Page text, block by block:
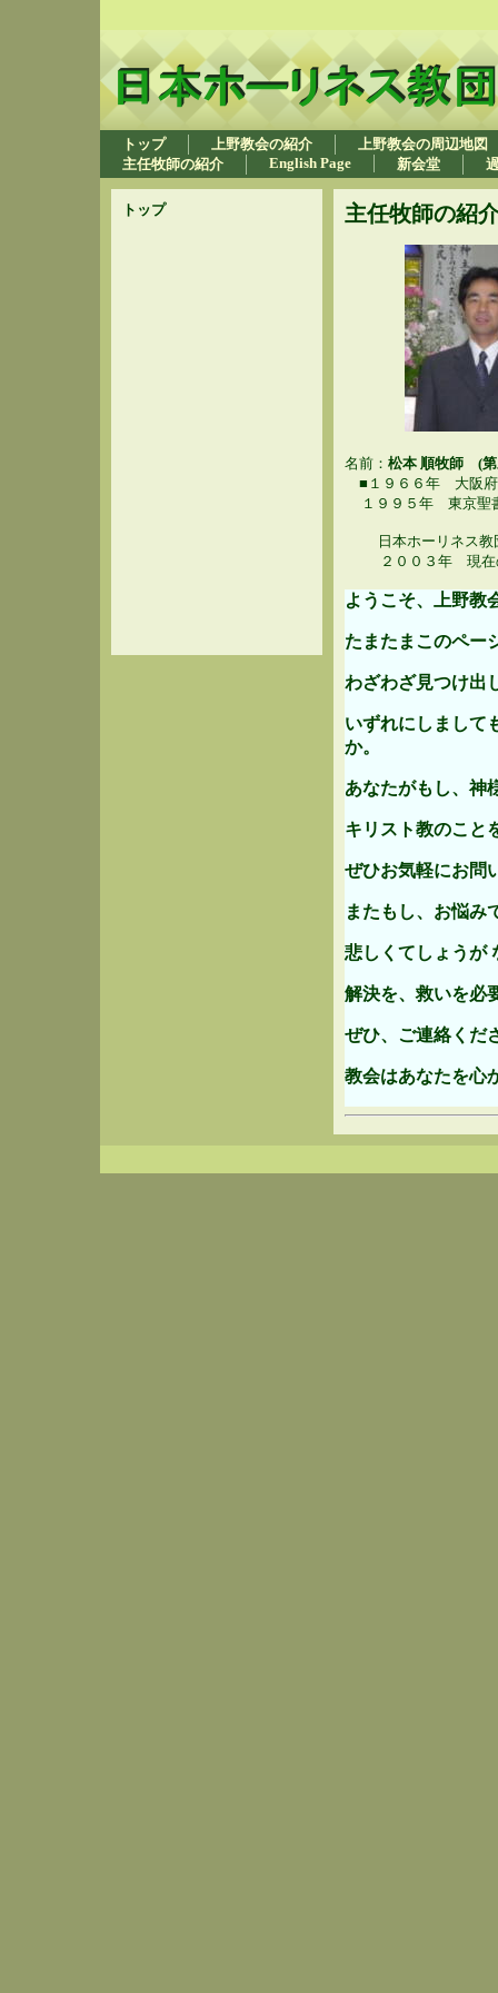
トップ 上野教会の紹介
上野教会の周辺地図
主任牧師の紹介
English Page 新会堂
トップ 主任牧師の紹
名前： 松本 順牧師 (第
■ １９６６年 大阪
１９９５年 東京聖
日本ホーリネス教
２００３年 現在の
ようこそ、上野教
たまたまこのペー
わざわざ見つけ出
いずれにしまして
か。
あなたがもし、神
キリスト教のこと
ぜひお気軽にお問
またもし、お悩み
悲しくてしょうが
解決を、救いを必
ぜひ、ご連絡くだ
教会はあなたを心